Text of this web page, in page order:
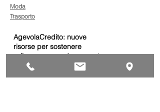
Moda
Trasporto
AgevolaCredito: nuove
risorse per sostenere
sviluppo, ammodernamento
e competitività delle imprese
Bandi